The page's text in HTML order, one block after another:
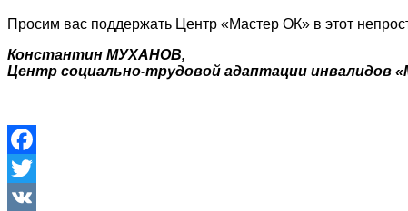
Просим вас поддержать Центр «Мастер ОК» в этот
Константин МУХАНОВ,
Центр социально-трудовой адаптации инвалидов
Facebook
Twitter